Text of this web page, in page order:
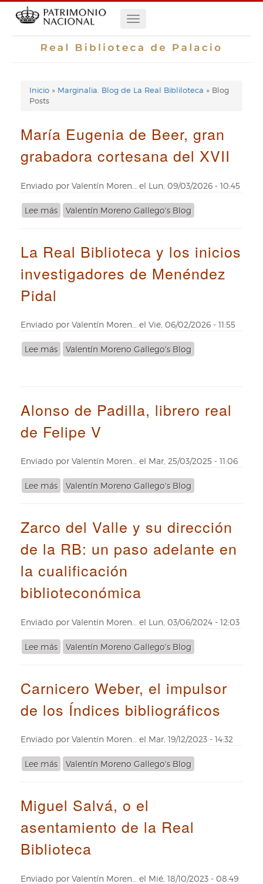
Navegación
principal
Enlaces
ayuda
de
navegación
Inicio Marginalia. Blog de La Real Bibliloteca
Blog
Posts
María Eugenia de Beer, gran
grabadora cortesana del XVII
Enviado por Valentín Moren… el Lun, 09/03/2026 - 10:45
Lee mássobre
Beer,
gran
grabadora
XVII
Valentín Moreno Gallego's Blog
La Real Biblioteca y los inicios
investigadores de Menéndez
Pidal
Enviado por Valentín Moren… el Vie, 06/02/2026 - 11:55
Lee mássobre
los
investigadores
Menéndez
Valentín Moreno Gallego's Blog
Alonso de Padilla, librero real
de Felipe V
Enviado por Valentín Moren… el Mar, 25/03/2025 - 11:06
Lee mássobre
Padilla,
librero
real
Felipe
Valentín Moreno Gallego's Blog
Zarco del Valle y su dirección
de la RB: un paso adelante en
la cualificación
biblioteconómica
Enviado por Valentín Moren… el Lun, 03/06/2024 - 12:03
Lee mássobre
y
su
la
RB:
un
en
cualificación
biblioteconómica
Valentín Moreno Gallego's Blog
Carnicero Weber, el impulsor
de los Índices bibliográficos
Enviado por Valentín Moren… el Mar, 19/12/2023 - 14:32
Lee mássobre
impulsor
de
Índices
Valentín Moreno Gallego's Blog
Miguel Salvá, o el
asentamiento de la Real
Biblioteca
Enviado por Valentín Moren… el Mié, 18/10/2023 - 08:49